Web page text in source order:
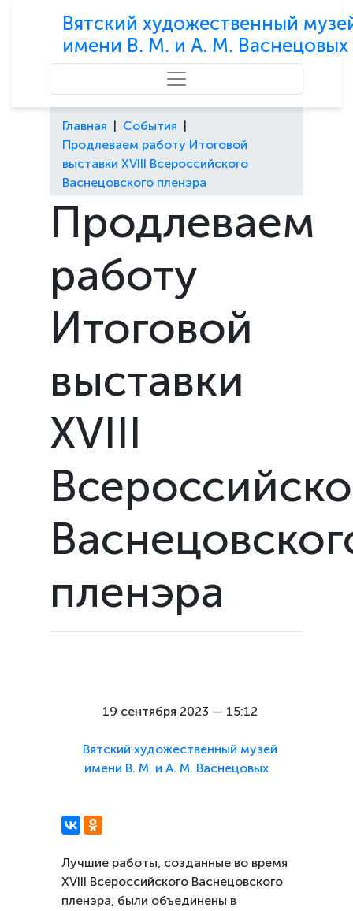
Вятский художественный
имени В. М. и А. М. Васнецовых
Главная | События |
Продлеваем работу Итоговой
выставки XVIII Всероссийского
Васнецовского пленэра
Продлеваем
работу
Итоговой
выставки
XVIII
пленэра
19 сентября 2023 — 15:12
Вятский художественный музей
имени В. М. и А. М. Васнецовых
Лучшие работы, созданные во время
XVIII Всероссийского Васнецовского
пленэра, были объединены в